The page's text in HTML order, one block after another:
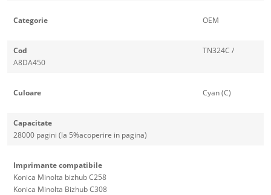
Categorie OEM
Cod
TN324C /
A8DA450
Culoare Cyan (C)
Capacitate
28000 pagini (la 5%acoperire in pagina)
Imprimante compatibile
Konica Minolta bizhub C258
Konica Minolta Bizhub C308